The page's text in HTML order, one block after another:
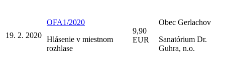
19. 2. 2020
OFA1/2020
Hlásenie v miestnom
rozhlase
9,90
EUR
Obec Gerlachov
Sanatórium Dr.
Guhra, n.o.